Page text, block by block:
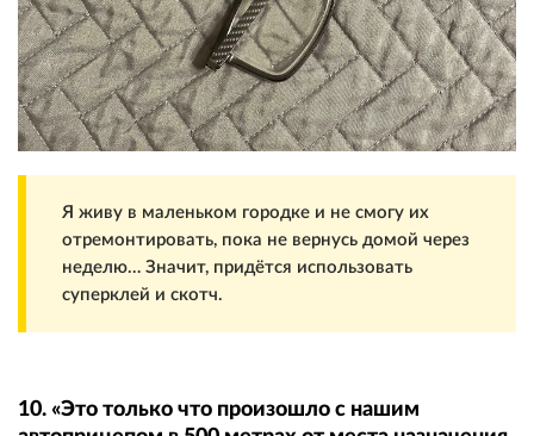
Я живу в маленьком городке и не смогу их
отремонтировать, пока не вернусь домой через
неделю… Значит, придётся использовать
суперклей и скотч.
10. «Это только что произошло с нашим